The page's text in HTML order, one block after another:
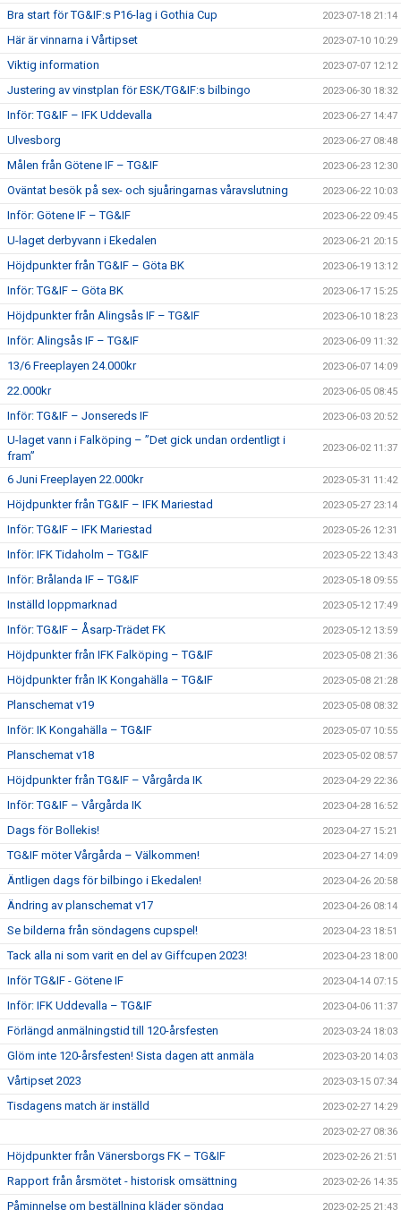
Bra start för TG&IF:s P16-lag i Gothia Cup 2023-07-18 21:14
Här är vinnarna i Vårtipset 2023-07-10 10:29
Viktig information 2023-07-07 12:12
Justering av vinstplan för ESK/TG&IF:s bilbingo 2023-06-30 18:32
Inför: TG&IF – IFK Uddevalla 2023-06-27 14:47
Ulvesborg 2023-06-27 08:48
Målen från Götene IF – TG&IF 2023-06-23 12:30
Oväntat besök på sex- och sjuåringarnas våravslutning 2023-06-22 10:03
Inför: Götene IF – TG&IF 2023-06-22 09:45
U-laget derbyvann i Ekedalen 2023-06-21 20:15
Höjdpunkter från TG&IF – Göta BK 2023-06-19 13:12
Inför: TG&IF – Göta BK 2023-06-17 15:25
Höjdpunkter från Alingsås IF – TG&IF 2023-06-10 18:23
Inför: Alingsås IF – TG&IF 2023-06-09 11:32
13/6 Freeplayen 24.000kr 2023-06-07 14:09
22.000kr 2023-06-05 08:45
Inför: TG&IF – Jonsereds IF 2023-06-03 20:52
U-laget vann i Falköping – ”Det gick undan ordentligt i
fram”
2023-06-02 11:37
6 Juni Freeplayen 22.000kr 2023-05-31 11:42
Höjdpunkter från TG&IF – IFK Mariestad 2023-05-27 23:14
Inför: TG&IF – IFK Mariestad 2023-05-26 12:31
Inför: IFK Tidaholm – TG&IF 2023-05-22 13:43
Inför: Brålanda IF – TG&IF 2023-05-18 09:55
Inställd loppmarknad 2023-05-12 17:49
Inför: TG&IF – Åsarp-Trädet FK 2023-05-12 13:59
Höjdpunkter från IFK Falköping – TG&IF 2023-05-08 21:36
Höjdpunkter från IK Kongahälla – TG&IF 2023-05-08 21:28
Planschemat v19 2023-05-08 08:32
Inför: IK Kongahälla – TG&IF 2023-05-07 10:55
Planschemat v18 2023-05-02 08:57
Höjdpunkter från TG&IF – Vårgårda IK 2023-04-29 22:36
Inför: TG&IF – Vårgårda IK 2023-04-28 16:52
Dags för Bollekis! 2023-04-27 15:21
TG&IF möter Vårgårda – Välkommen! 2023-04-27 14:09
Äntligen dags för bilbingo i Ekedalen! 2023-04-26 20:58
Ändring av planschemat v17 2023-04-26 08:14
Se bilderna från söndagens cupspel! 2023-04-23 18:51
Tack alla ni som varit en del av Giffcupen 2023! 2023-04-23 18:00
Inför TG&IF - Götene IF 2023-04-14 07:15
Inför: IFK Uddevalla – TG&IF 2023-04-06 11:37
Förlängd anmälningstid till 120-årsfesten 2023-03-24 18:03
Glöm inte 120-årsfesten! Sista dagen att anmäla 2023-03-20 14:03
Vårtipset 2023 2023-03-15 07:34
Tisdagens match är inställd 2023-02-27 14:29
2023-02-27 08:36
Höjdpunkter från Vänersborgs FK – TG&IF 2023-02-26 21:51
Rapport från årsmötet - historisk omsättning 2023-02-26 14:35
Påminnelse om beställning kläder söndag 2023-02-25 21:43